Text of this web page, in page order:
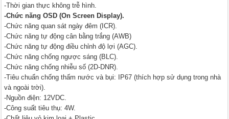
-Thời gian thực không trễ hình.
-Chức năng OSD (On Screen Display).
-Chức năng quan sát ngày đêm (ICR).
-Chức năng tự động cân bằng trắng (AWB)
-Chức năng tự động điều chỉnh độ lợi (AGC).
-Chức năng chống ngược sáng (BLC).
-Chức năng chống nhiễu số (2D-DNR).
-Tiêu chuẩn chống thấm nước và bụi: IP67 (thích hợp sử dụng trong nhà
và ngoài trời).
-Nguồn điện: 12VDC.
-Công suất tiêu thụ: 4W.